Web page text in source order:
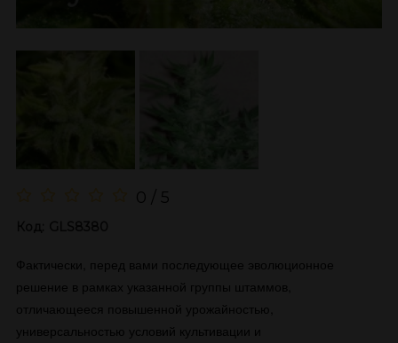
0 / 5
Фактически, перед вами последующее эволюционное
решение в рамках указанной группы штаммов,
отличающееся повышенной урожайностью,
универсальностью условий культивации и